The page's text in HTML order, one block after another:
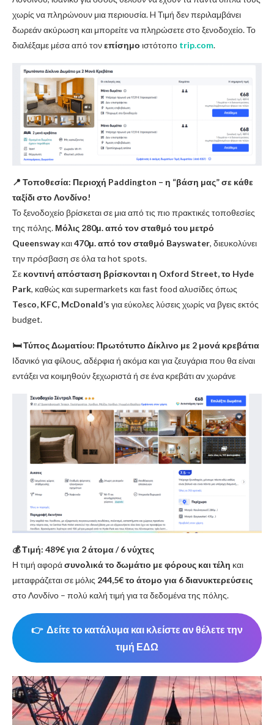
χωρίς να πληρώνουν μια περιουσία. H Τιμή δεν περιλαμβάνει
δωρεάν ακύρωση και μπορείτε να πληρώσετε στο ξενοδοχείο. Το
διαλέξαμε μέσα από τονεπίσημο ιστότοπο trip.com.
📍 Τοποθεσία: Περιοχή Paddington – η “βάση μας” σε κάθε
ταξίδι στο Λονδίνο!
Το ξενοδοχείο βρίσκεται σε μια από τις πιο πρακτικές τοποθεσίες
της πόλης. Μόλις 280μ. από τον σταθμό του μετρό
Queenswayκαι470μ. από τον σταθμό Bayswater, διευκολύνει
την πρόσβαση σε όλα τα hot spots.
Σε κοντινή απόσταση βρίσκονται η Oxford Street, το Hyde
Park, καθώς και supermarkets και fast food αλυσίδες όπως
Tesco, KFC, McDonald’s για εύκολες λύσεις χωρίς να βγεις εκτός
budget.
🛏️ Τύπος Δωματίου: Πρωτότυπο Δίκλινο με 2 μονά κρεβάτια
Ιδανικό για φίλους, αδέρφια ή ακόμα και για ζευγάρια που θα είναι
εντάξει να κοιμηθούν ξεχωριστά ή σε ένα κρεβάτι αν χωράνε
💰 Τιμή: 489€ για 2 άτομα / 6 νύχτες
Η τιμή αφοράσυνολικά το δωμάτιο με φόρους και τέλη και
μεταφράζεται σε μόλις 244,5€ το άτομο για 6 διανυκτερεύσεις
στο Λονδίνο – πολύ καλή τιμή για τα δεδομένα της πόλης.
👉 Δείτε το κατάλυμα και κλείστε αν θέλετε την
τιμή ΕΔΩ